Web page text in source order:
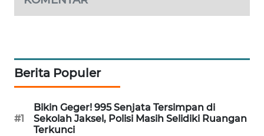
Berita Populer
#1
Bikin Geger! 995 Senjata Tersimpan di
Sekolah Jaksel, Polisi Masih Selidiki Ruangan
Terkunci
SIBARAGAS